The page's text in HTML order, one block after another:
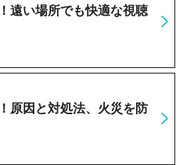
遠い場所でも快適な視聴
原因と対処法、火災を防